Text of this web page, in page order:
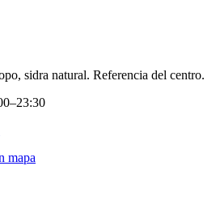
sidra natural. Referencia del centro.
mapa